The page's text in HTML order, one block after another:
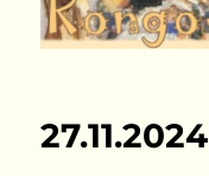
27.11.2024